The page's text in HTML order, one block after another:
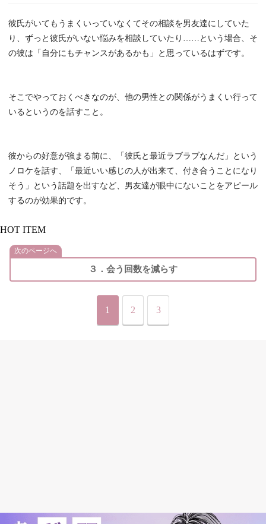
彼氏がいてもうまくいっていなくてその相談を男友達にしていた
り、ずっと彼氏がいない悩みを相談していたり……という場合、そ
の彼は「自分にもチャンスがあるかも」と思っているはずです。
そこでやっておくべきなのが、他の男性との関係がうまくい行って
いるというのを話すこと。
彼からの好意が強まる前に、「彼氏と最近ラブラブなんだ」という
ノロケを話す、「最近いい感じの人が出来て、付き合うことになり
そう」という話題を出すなど、男友達が眼中にないことをアピール
するのが効果的です。
HOT ITEM
次のページへ
３．会う回数を減らす
1 2 3